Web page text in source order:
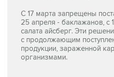
С 17 марта запрещены
25 апреля - баклажанов, с
салата айсберг. Эти
с продолжающим
продукции, зараженной
организмами.